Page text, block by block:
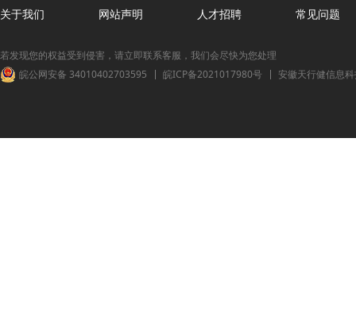
关于我们 网站声明 人才招聘 常见问题
若发现您的权益受到侵害，请立即联系客服，我们会尽快为您处理
皖公网安备 34010402703595
皖ICP备2021017980号 安徽天行健信息